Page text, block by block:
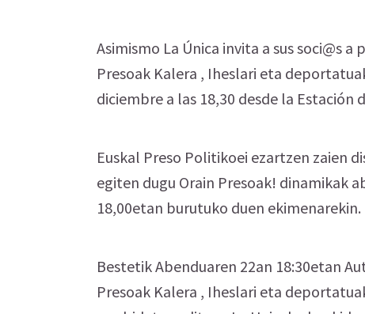
Asimismo La Única invita a sus soci@s
Presoak Kalera , Iheslari eta
diciembre a las 18,30 desde la Estación
Euskal Preso Politikoei ezartzen zaien
egiten dugu Orain Presoak! dinamikak
18,00etan burutuko duen ekimenarekin.
Bestetik Abenduaren 22an 18:30etan
Presoak Kalera , Iheslari eta